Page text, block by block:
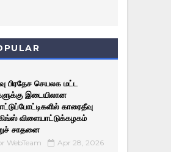
பிரதேச செயலக மட்ட
இடையிலான
காரைதீவு
விளையாட்டுக்கழகம்
சாதனை
WebTeam Apr 28, 2026